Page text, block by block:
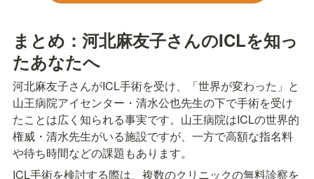
まとめ：河北麻友子さんのICLを知っ
たあなたへ
河北麻友子さんがICL手術を受け、「世界が変わった」と
山王病院アイセンター・清水公也先生の下で手術を受け
たことは広く知られる事実です。山王病院はICLの世界的
権威・清水先生がいる施設ですが、一方で高額な指名料
や待ち時間などの課題もあります。
ICL手術を検討する際は、複数のクリニックの無料診察を